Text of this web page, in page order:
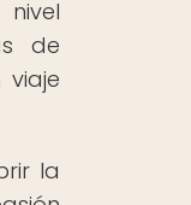
de
viaje
la